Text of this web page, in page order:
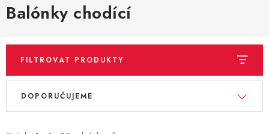
BALÓNKY
SVATEBNÍ DOPLŇKY
BARVY NA OBLIČEJ A VLASY
Balónky chodící
FILTROVAT PRODUKTY
V
Ř
DOPORUČUJEME